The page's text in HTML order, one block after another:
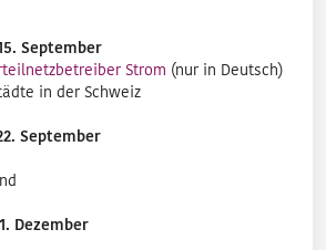
September
Strom (nur in Deutsch)
in der Schweiz
September
Dezember